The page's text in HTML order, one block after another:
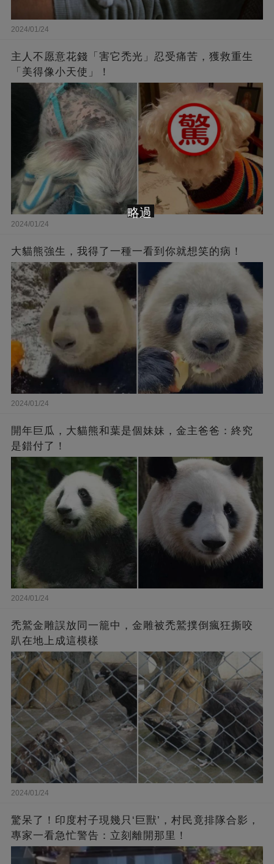
2024/01/24
主人不愿意花錢「害它禿光」忍受痛苦，獲救重生
「美得像小天使」！
2024/01/24
大貓熊強生，我得了一種一看到你就想笑的病！
2024/01/24
開年巨瓜，大貓熊和葉是個妹妹，金主爸爸：終究
是錯付了！
2024/01/24
禿鷲金雕誤放同一籠中，金雕被禿鷲撲倒瘋狂撕咬
趴在地上成這模樣
2024/01/24
驚呆了！印度村子現幾只‘巨獸’，村民竟排隊合影，
專家一看急忙警告：立刻離開那里！
略過